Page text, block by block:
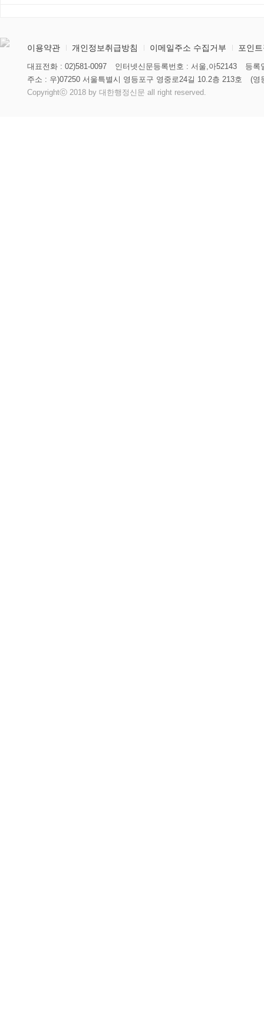
이용약관 개인정보취급방침 이메일주소 수집거부 포인
대표전화 : 02)581-0097 인터넷신문등록번호 : 서울,아52143
등록
주소 : 우)07250 서울특별시 영등포구 영중로24길 10.2층 213호
(영
Copyrightⓒ 2018 by 대한행정신문 all right reserved.